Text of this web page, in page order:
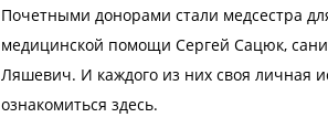
Почетными донорами стали медсестра
медицинской помощи Сергей Сацюк,
Ляшевич. И каждого из них своя личная
ознакомиться здесь.